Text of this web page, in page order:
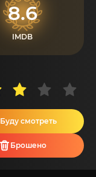
8.6
IMDB
Буду смотреть
Брошено